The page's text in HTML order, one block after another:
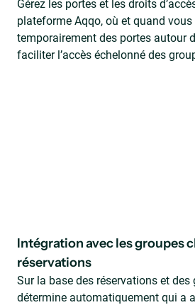
Gérez les portes et les droits
plateforme Aqqo, où et quand
temporairement des portes autour
faciliter l’accès échelonné des
Intégration avec les groupes
réservations
Sur la base des réservations et
détermine automatiquement qui a